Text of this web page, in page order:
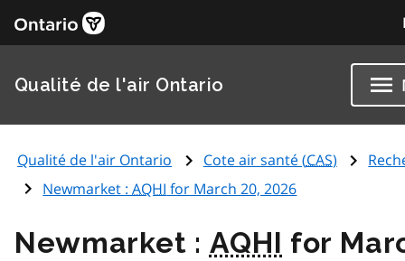
Qualité de l'air Ontario
Qualité de l'air Ontario Cote air santé (CAS)
Newmarket :AQHI for March 20, 2026
Newmarket : AQHI for